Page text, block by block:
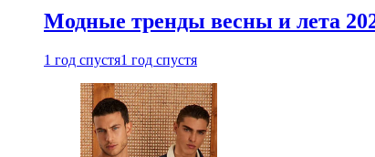
Модные тренды весны и лета
1 год спустя1 год спустя